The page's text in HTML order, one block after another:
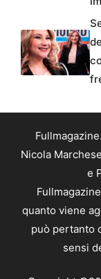
Nicola
e
quanto viene
può pertanto
sensi